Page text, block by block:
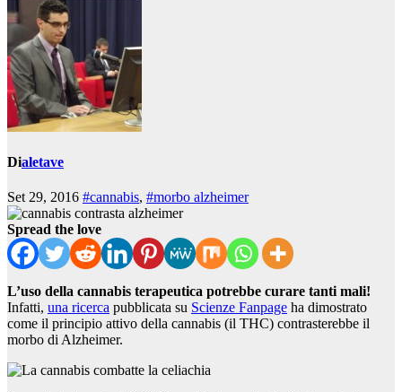
Dialetave
Set 29, 2016 #cannabis, #morbo alzheimer
Spread the love
L’uso della cannabis terapeutica potrebbe curare tanti mali!
Infatti, una ricerca pubblicata su Scienze Fanpage ha dimostrato
come il principio attivo della cannabis (il THC) contrasterebbe il
morbo di Alzheimer.